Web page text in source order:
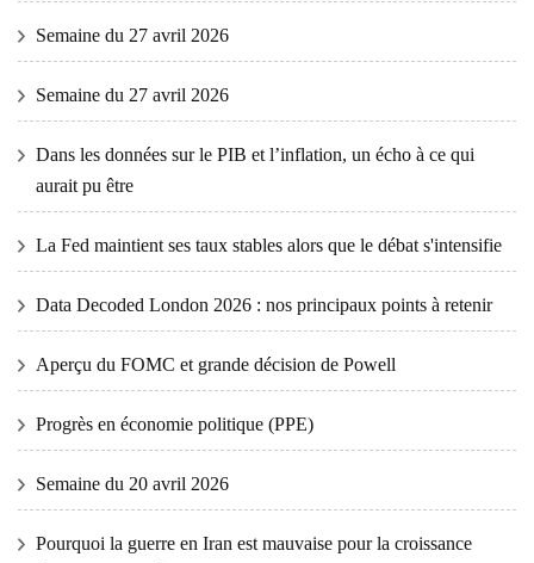
Semaine du 27 avril 2026
Semaine du 27 avril 2026
Dans les données sur le PIB et l’inflation, un écho à ce qui
aurait pu être
La Fed maintient ses taux stables alors que le débat s'intensifie
Data Decoded London 2026 : nos principaux points à retenir
Aperçu du FOMC et grande décision de Powell
Progrès en économie politique (PPE)
Semaine du 20 avril 2026
Pourquoi la guerre en Iran est mauvaise pour la croissance